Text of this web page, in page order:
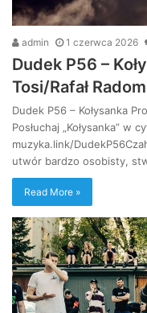
admin 1 czerwca 2026
Dudek P56 –
Tosi/Rafał
Dudek P56 – Kołysanka
Posłuchaj „Kołysanka” w
muzyka.link/
utwór bardzo osobisty,
Read More »